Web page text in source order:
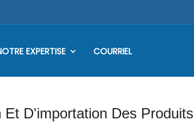
EXPERTISE COURRIEL
D'importation Des Produits